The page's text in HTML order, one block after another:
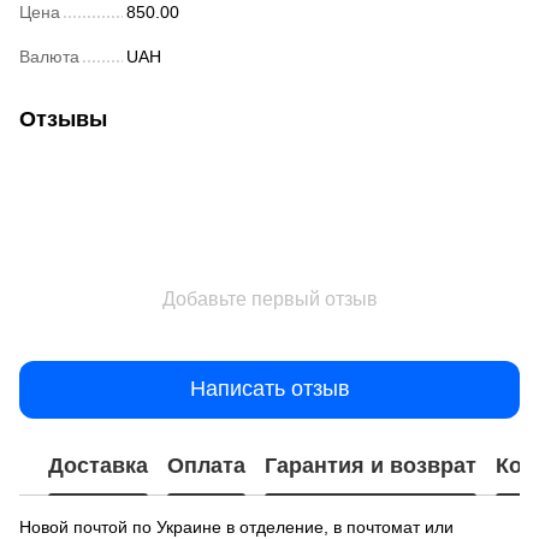
Цена 850.00
Валюта UAH
Отзывы
Добавьте первый отзыв
Написать отзыв
Доставка Оплата Гарантия и возврат
Новой почтой по Украине в отделение, в почтомат или